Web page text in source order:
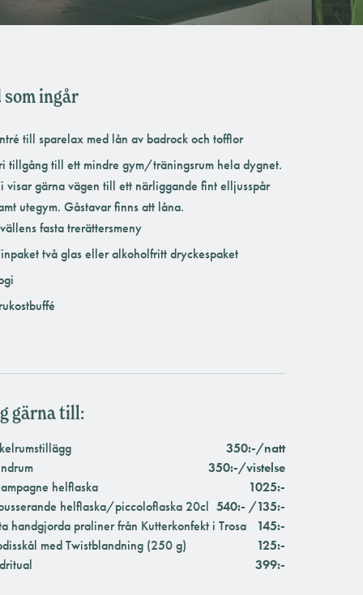
som ingår
till sparelax med lån av badrock och tofflor
tillgång till ett mindre gym/träningsrum hela dygnet.
visar gärna vägen till ett närliggande fint elljusspår
utegym. Gåstavar finns att låna.
fasta trerättersmeny
två glas eller alkoholfritt dryckespaket
gärna till:
350:-/natt
350:-/vistelse
helflaska
1025:-
helflaska/piccoloflaska 20cl 540:- /135:-
handgjorda praliner från Kutterkonfekt i Trosa
145:-
med Twistblandning (250 g)
125:-
399:-